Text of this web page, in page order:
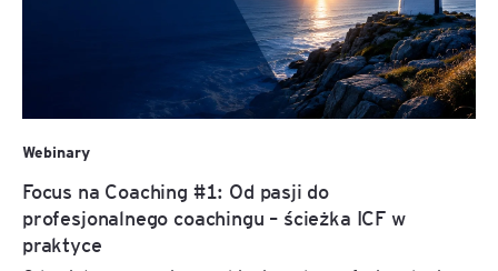
Webinary
Focus na Coaching #1: Od pasji do
profesjonalnego coachingu – ścieżka ICF w
praktyce